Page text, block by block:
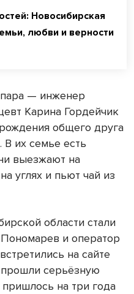
Новосибирская
любви и верности
— инженер
Карина Гордейчик
общего друга
В их семье есть
выезжают на
углях и пьют чай из
области стали
и оператор
на сайте
серьёзную
на три года